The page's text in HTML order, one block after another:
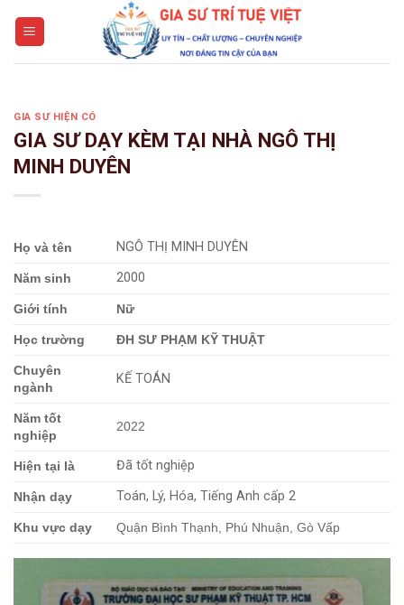
GIA SƯ HIỆN CÓ
GIA SƯ DẠY KÈM TẠI NHÀ NGÔ THỊ
MINH DUYÊN
Họ và tên NGÔ THỊ MINH DUYÊN
Năm sinh 2000
Giới tính Nữ
Học trường ĐH SƯ PHẠM KỸ THUẬT
Chuyên
ngành
KẾ TOÁN
Năm tốt
nghiệp
2022
Hiện tại là Đã tốt nghiệp
Nhận dạy Toán, Lý, Hóa, Tiếng Anh cấp 2
Khu vực dạy Quận Bình Thạnh, Phú Nhuận, Gò Vấp